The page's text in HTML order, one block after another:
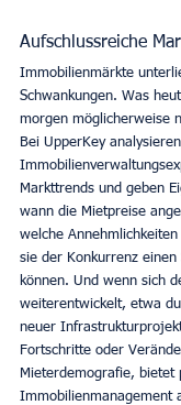
Aufschlussreiche
Immobilienmärkte
Schwankungen. Was
morgen möglicherweise
Bei UpperKey
Markttrends und geben
wann die Mietpreise
welche
sie der Konkurrenz
können. Und wenn sich
weiterentwickelt, etwa
neuer
Fortschritte oder
Mieterdemografie, bietet
Immobilienmanagement